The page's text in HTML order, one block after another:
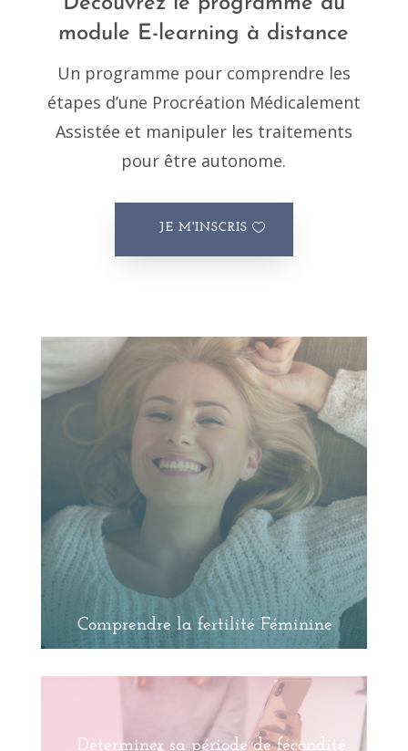
module E-learning à distance
Un programme pour comprendre les
étapes d’une Procréation Médicalement
Assistée et manipuler les traitements
pour être autonome.
JE M'INSCRIS
Comprendre la fertilité Féminine
Déterminer sa période de fécondité